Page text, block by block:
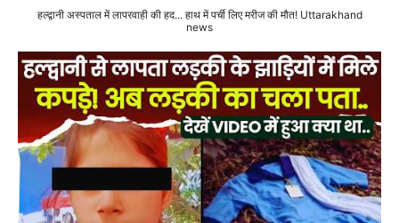
हल्द्वानी अस्पताल में लापरवाही की हद... हाथ में पर्ची लिए मरीज की मौत! Uttarakhand
news